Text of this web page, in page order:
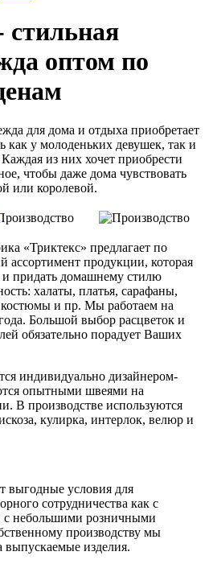
стильная
оптом по
для дома и отдыха приобретает
как у молоденьких девушек, так и
из них хочет приобрести
чтобы даже дома чувствовать
или королевой.
«Триктекс» предлагает по
продукции, которая
и придать домашнему стилю
халаты, платья, сарафаны,
и пр. Мы работаем на
Большой выбор расцветок и
обязательно порадует Ваших
индивидуально дизайнером-
опытными швеями на
В производстве используются
кулирка, интерлок, велюр и
выгодные условия для
сотрудничества как с
с небольшими розничными
производству мы
выпускаемые изделия.